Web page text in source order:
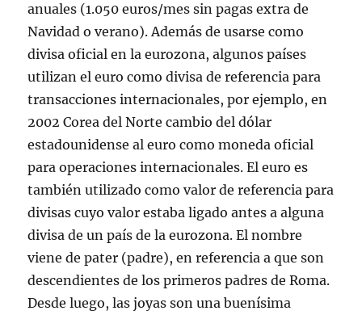
anuales (1.050 euros/mes sin pagas extra de
Navidad o verano). Además de usarse como
divisa oficial en la eurozona, algunos países
utilizan el euro como divisa de referencia para
transacciones internacionales, por ejemplo, en
2002 Corea del Norte cambio del dólar
estadounidense al euro como moneda oficial
para operaciones internacionales. El euro es
también utilizado como valor de referencia para
divisas cuyo valor estaba ligado antes a alguna
divisa de un país de la eurozona. El nombre
viene de pater (padre), en referencia a que son
descendientes de los primeros padres de Roma.
Desde luego, las joyas son una buenísima